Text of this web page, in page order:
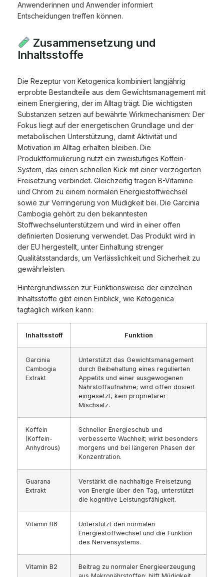
Anwenderinnen und Anwender informiert
Entscheidungen treffen können.
Zusammensetzung und
Inhaltsstoffe
Die Rezeptur von Ketogenica kombiniert langjährig
erprobte Bestandteile aus dem Gewichtsmanagement mit
einem Energiering, der im Alltag trägt. Die wichtigsten
Substanzen setzen auf bewährte Wirkmechanismen: Der
Fokus liegt auf der energetischen Grundlage und der
metabolischen Unterstützung, damit Aktivität und
Motivation im Alltag erhalten bleiben. Die
Produktformulierung nutzt ein zweistufiges Koffein-
System, das einen schnellen Kick mit einer verzögerten
Freisetzung verbindet. Gleichzeitig tragen B-Vitamine
und Chrom zu einem normalen Energiestoffwechsel
sowie zur Verringerung von Müdigkeit bei. Die Garcinia
Cambogia gehört zu den bekanntesten
Stoffwechselunterstützern und wird in einer offen
definierten Dosierung verwendet. Das Produkt wird in
der EU hergestellt, unter Einhaltung strenger
Qualitätsstandards, um Verlässlichkeit und Sicherheit zu
gewährleisten.
Hintergrundwissen zur Funktionsweise der einzelnen
Inhaltsstoffe gibt einen Einblick, wie Ketogenica
tagtäglich wirken kann:
Inhaltsstoff Funktion
Garcinia
Cambogia
Extrakt
Unterstützt das Gewichtsmanagement
durch Beibehaltung eines regulierten
Appetits und einer ausgewogenen
Nährstoffaufnahme; wird offen dosiert
eingesetzt, kein proprietärer
Mischsatz.
Koffein
(Koffein-
Anhydrous)
Schneller Energieschub und
verbesserte Wachheit; wirkt besonders
morgens und bei längeren Phasen der
Konzentration.
Guarana
Extrakt
Verstärkt die nachhaltige Freisetzung
von Energie über den Tag, unterstützt
die kognitive Leistungsfähigkeit.
Vitamin B6
Unterstützt den normalen
Energiestoffwechsel und die Funktion
des Nervensystems.
Vitamin B2
Beitrag zu normaler Energieerzeugung